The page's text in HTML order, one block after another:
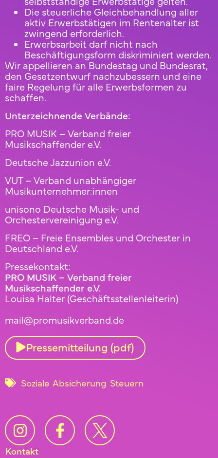
Soziale Absicherung Steuern
Die steuerliche Gleichbehandlung aller
aktiv Erwerbstätigen im Rentenalter ist
zwingend erforderlich.
Erwerbsarbeit darf nicht nach
Beschäftigungsform diskriminiert werden.
Wir appellieren an Bundestag und Bundesrat,
den Gesetzentwurf nachzubessern und eine
faire Regelung für alle Erwerbsformen zu
schaffen.
Unterzeichnende Verbände:
PRO MUSIK – Verband freier
Musikschaffender e.V.
Deutsche Jazzunion e.V.
VUT – Verband unabhängiger
Musikunternehmer:innen
unisono Deutsche Musik- und
Orchestervereinigung e.V.
FREO – Freie Ensembles und Orchester in
Deutschland e.V.
Pressekontakt:
PRO MUSIK – Verband freier
Musikschaffender e.V.
Louisa Halter (Geschäftsstellenleiterin)
mail@promusikverband.de
Pressemitteilung (pdf)
Kontakt